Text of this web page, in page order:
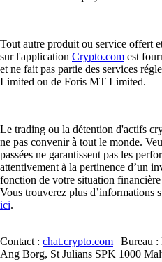
Tout autre produit ou service offert
sur l'application Crypto.com est
et ne fait pas partie des services
Limited ou de Foris MT Limited.
Le trading ou la détention d'actifs
ne pas convenir à tout le monde.
passées ne garantissent pas les
attentivement à la pertinence d’un
fonction de votre situation
Vous trouverez plus d’informations
ici.
Contact : chat.crypto.com | Bureau
Ang Borg, St Julians SPK 1000